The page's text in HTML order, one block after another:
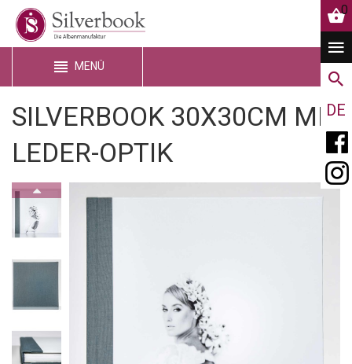
0
DE
MENÜ
SILVERBOOK 30X30CM MIT
LEDER-OPTIK